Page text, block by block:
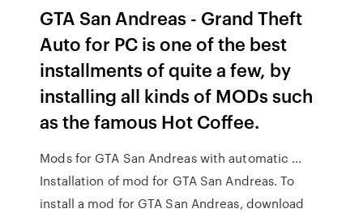
GTA San Andreas - Grand Theft
Auto for PC is one of the best
installments of quite a few, by
installing all kinds of MODs such
as the famous Hot Coffee.
Mods for GTA San Andreas with automatic …
Installation of mod for GTA San Andreas. To
install a mod for GTA San Andreas, download